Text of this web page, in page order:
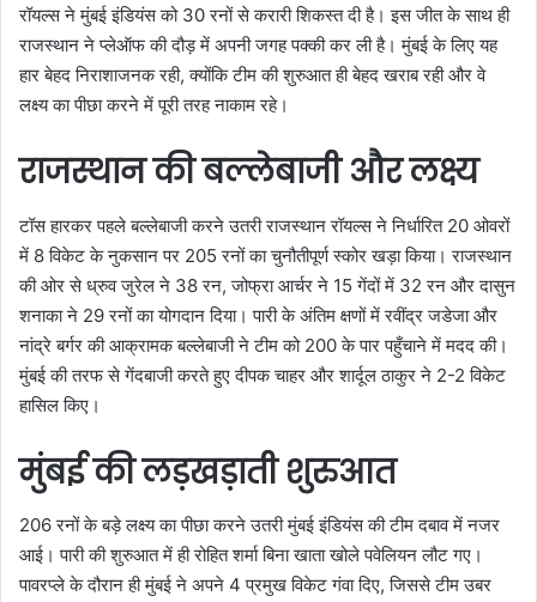
रॉयल्स ने मुंबई इंडियंस को 30 रनों से करारी शिकस्त दी है। इस जीत के साथ ही
राजस्थान ने प्लेऑफ की दौड़ में अपनी जगह पक्की कर ली है। मुंबई के लिए यह
हार बेहद निराशाजनक रही, क्योंकि टीम की शुरुआत ही बेहद खराब रही और वे
लक्ष्य का पीछा करने में पूरी तरह नाकाम रहे।
राजस्थान की बल्लेबाजी और लक्ष्य
टॉस हारकर पहले बल्लेबाजी करने उतरी राजस्थान रॉयल्स ने निर्धारित 20 ओवरों
में 8 विकेट के नुकसान पर 205 रनों का चुनौतीपूर्ण स्कोर खड़ा किया। राजस्थान
की ओर से ध्रुव जुरेल ने 38 रन, जोफ्रा आर्चर ने 15 गेंदों में 32 रन और दासुन
शनाका ने 29 रनों का योगदान दिया। पारी के अंतिम क्षणों में रवींद्र जडेजा और
नांद्रे बर्गर की आक्रामक बल्लेबाजी ने टीम को 200 के पार पहुँचाने में मदद की।
मुंबई की तरफ से गेंदबाजी करते हुए दीपक चाहर और शार्दूल ठाकुर ने 2-2 विकेट
हासिल किए।
मुंबई की लड़खड़ाती शुरुआत
206 रनों के बड़े लक्ष्य का पीछा करने उतरी मुंबई इंडियंस की टीम दबाव में नजर
आई। पारी की शुरुआत में ही रोहित शर्मा बिना खाता खोले पवेलियन लौट गए।
पावरप्ले के दौरान ही मुंबई ने अपने 4 प्रमुख विकेट गंवा दिए, जिससे टीम उबर